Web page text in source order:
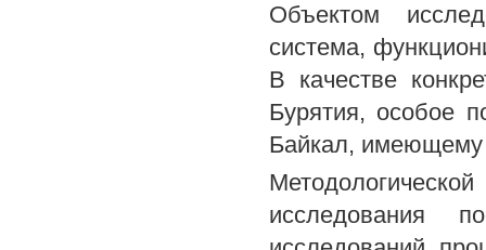
Объектом
система,
В качестве
Бурятия, особое
Байкал, имеющему
исследования